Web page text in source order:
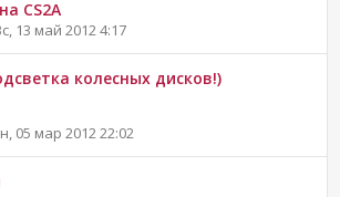
CS2A
13 май 2012 4:17
колесных дисков!)
05 мар 2012 22:02